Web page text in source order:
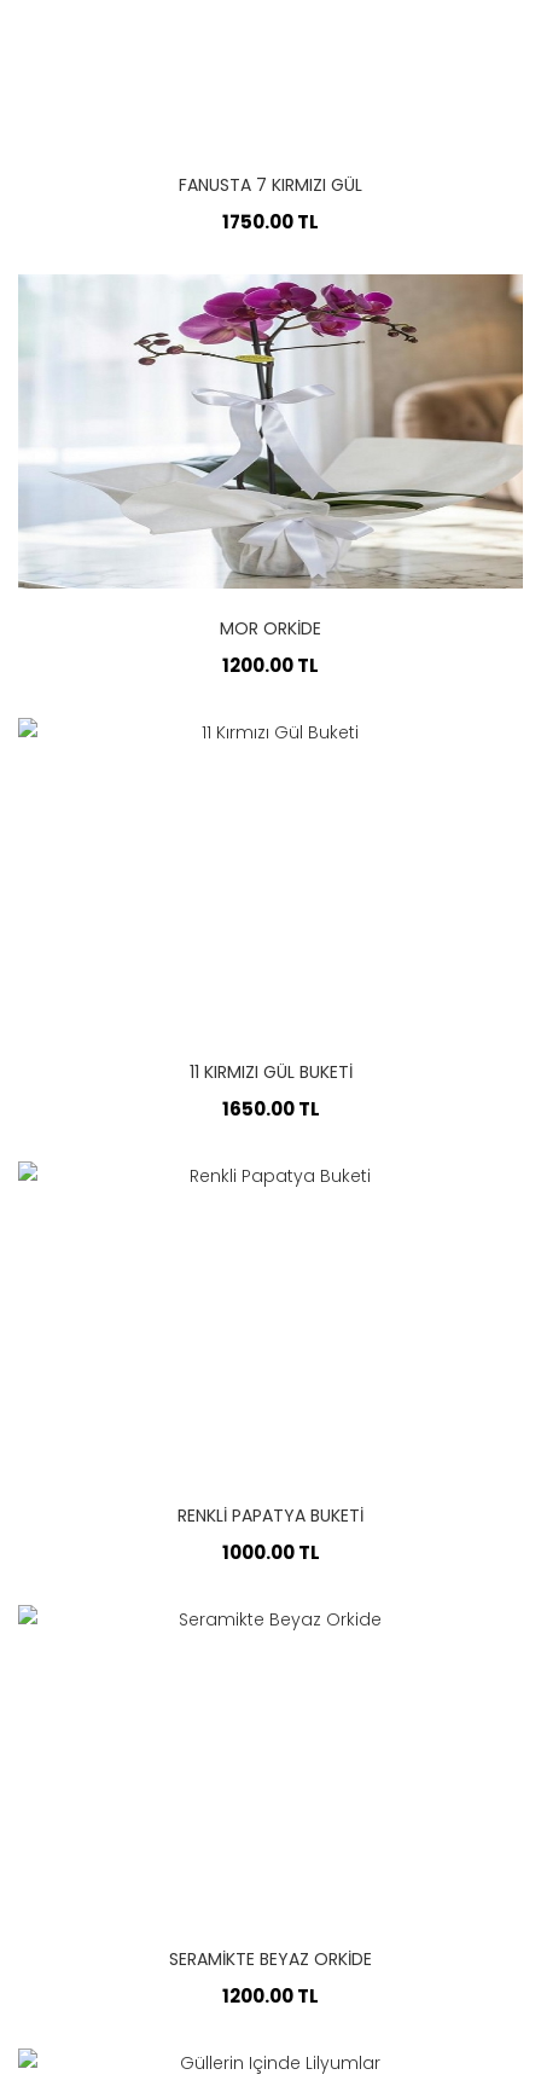
FANUSTA 7 KIRMIZI GÜL
1750.00 TL
MOR ORKIDE
1200.00 TL
11 KIRMIZI GÜL BUKETI
1650.00 TL
RENKLI PAPATYA BUKETI
1000.00 TL
SERAMIKTE BEYAZ ORKIDE
1200.00 TL